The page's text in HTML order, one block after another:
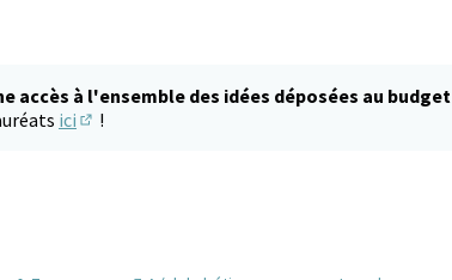
accès à l'ensemble des idées déposées au
ici !